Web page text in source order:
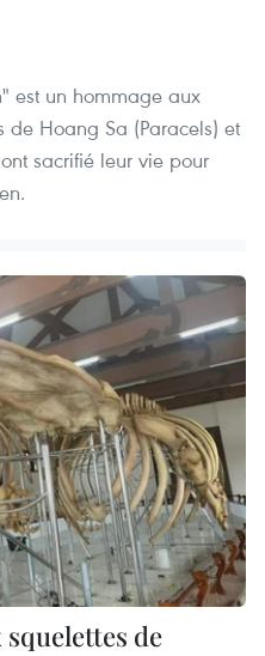
est un hommage aux
de Hoang Sa (Paracels) et
sacrifié leur vie pour
de